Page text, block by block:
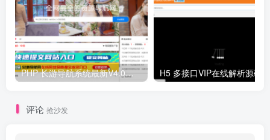
PHP 长游导航系统最新V4.0开源可运营正版 源码 H5 多接口VIP在线解析源码
评论 抢沙发